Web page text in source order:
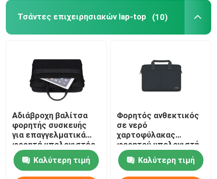
Έλεγχος ποιότητας
Τσάντα για λάπτοπ
Τσάντα Messenger για Λάπτοπ
Τσάντες επιχειρησιακών lap-top
Επαγγελματική τσάντα
Τσάντες επιχειρησιακών lap-top (10)
Αδιάβροχη βαλίτσα
φορητής συσκευής
για επαγγελματικά
φορητά υπολογιστές
με το δικό μου
λογότυποΚαλύτερη τιμή
Φορητός ανθεκτικός
σε νερό
χαρτοφύλακας
φορητού υπολογιστή
15,6 ιντσών λεπτός
ελαφρύςΚαλύτερη τιμή